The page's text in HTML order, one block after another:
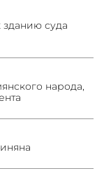
суда
народа,